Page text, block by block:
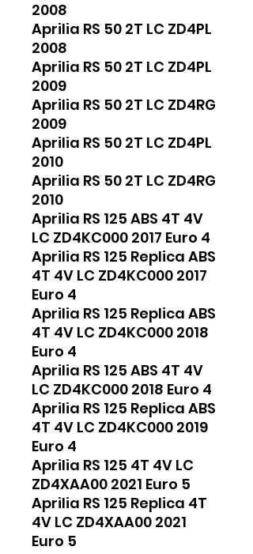
2008
Aprilia RS 50 2T LC ZD4PL
2008
Aprilia RS 50 2T LC ZD4PL
2009
Aprilia RS 50 2T LC ZD4RG
2009
Aprilia RS 50 2T LC ZD4PL
2010
Aprilia RS 50 2T LC ZD4RG
2010
Aprilia RS 125 ABS 4T 4V
LC ZD4KC000 2017 Euro 4
Aprilia RS 125 Replica ABS
4T 4V LC ZD4KC000 2017
Euro 4
Aprilia RS 125 Replica ABS
4T 4V LC ZD4KC000 2018
Euro 4
Aprilia RS 125 ABS 4T 4V
LC ZD4KC000 2018 Euro 4
Aprilia RS 125 Replica ABS
4T 4V LC ZD4KC000 2019
Euro 4
Aprilia RS 125 4T 4V LC
ZD4XAA00 2021 Euro 5
Aprilia RS 125 Replica 4T
4V LC ZD4XAA00 2021
Euro 5